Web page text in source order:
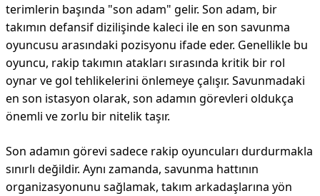
terimlerin başında "son adam" gelir. Son adam, bir
takımın defansif dizilişinde kaleci ile en son savunma
oyuncusu arasındaki pozisyonu ifade eder. Genellikle bu
oyuncu, rakip takımın atakları sırasında kritik bir rol
oynar ve gol tehlikelerini önlemeye çalışır. Savunmadaki
en son istasyon olarak, son adamın görevleri oldukça
önemli ve zorlu bir nitelik taşır.
Son adamın görevi sadece rakip oyuncuları durdurmakla
sınırlı değildir. Aynı zamanda, savunma hattının
organizasyonunu sağlamak, takım arkadaşlarına yön